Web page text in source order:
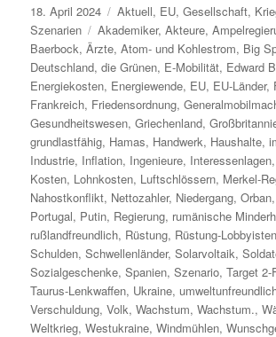
Veröffentlicht
am
18. April 2024 Kategorien
Aktuell, EU,Gesellschaft,
Szenarien
Schlagwörter
Akademiker,Akteure,
Baerbock,Ärzte,Atom- und Kohlestrom, Big
Deutschland,die Grünen, E-Mobilität, Edward
Energiekosten, Energiewende, EU, EU-Länder,
Frankreich, Friedensordnung,
Gesundheitswesen,Griechenland,
grundlastfähig, Hamas, Handwerk, Haushalte,
Industrie, Inflation, Ingenieure, Interessenlagen,
Kosten, Lohnkosten, Luftschlössern, Merkel-
Nahostkonflikt, Nettozahler, Niedergang,Orban
Portugal, Putin, Regierung, rumänische
rußlandfreundlich, Rüstung, Rüstung-Lobbyisten
Schulden,Schwellenländer,Solarvoltaik,
Sozialgeschenke,Spanien,Szenario,Target 2-
Taurus-Lenkwaffen, Ukraine,
Verschuldung,Volk,Wachstum,Wachstum.,
Weltkrieg,Westukraine,Windmühlen,